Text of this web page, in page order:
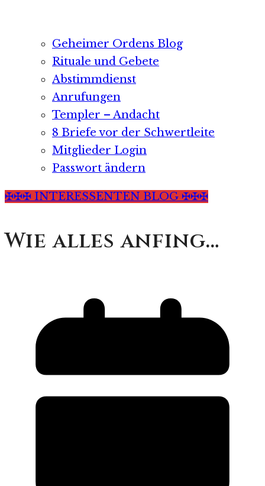
Geheimer Ordens Blog
Rituale und Gebete
Abstimmdienst
Anrufungen
Templer – Andacht
8 Briefe vor der Schwertleite
Mitglieder Login
Passwort ändern
✠✠✠ INTERESSENTEN BLOG ✠✠✠
Wie alles anfing…